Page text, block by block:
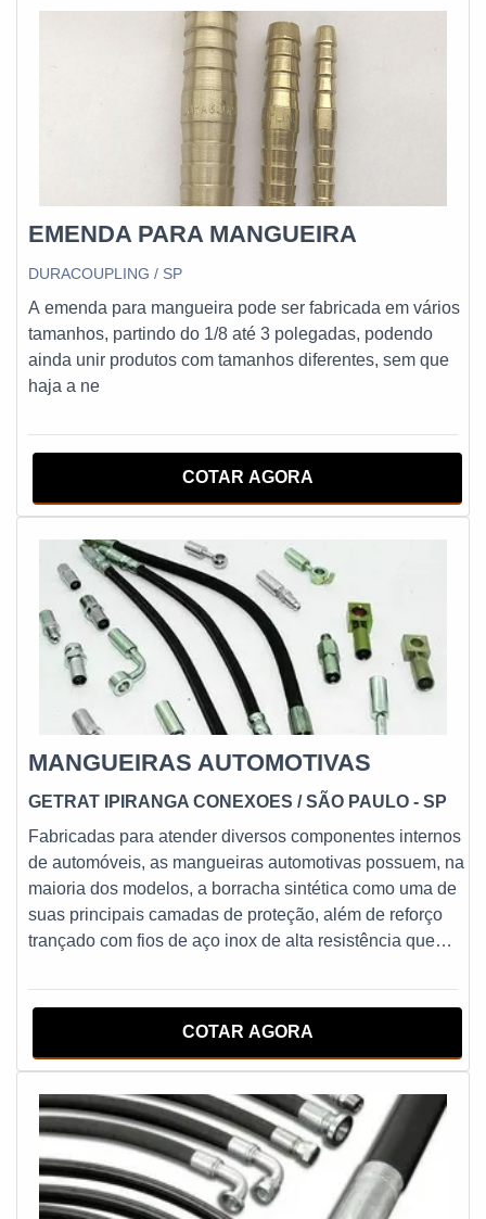
EMENDA PARA MANGUEIRA
DURACOUPLING / SP
A emenda para mangueira pode ser fabricada em vários
tamanhos, partindo do 1/8 até 3 polegadas, podendo
ainda unir produtos com tamanhos diferentes, sem que
haja a ne
COTAR AGORA
MANGUEIRAS AUTOMOTIVAS
GETRAT IPIRANGA CONEXOES / SÃO PAULO - SP
Fabricadas para atender diversos componentes internos
de automóveis, as mangueiras automotivas possuem, na
maioria dos modelos, a borracha sintética como uma de
suas principais camadas de proteção, além de reforço
trançado com fios de aço inox de alta resistência que
técnica das normas que regem a produção desses tipos
estrutura de automóveis e
COTAR AGORA